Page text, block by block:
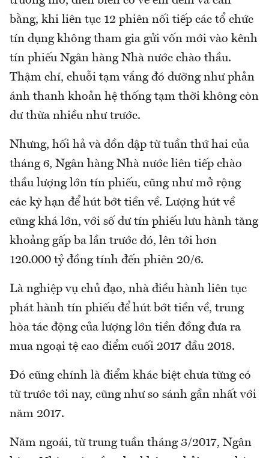
bằng, khi liên tục 12 phiên nối tiếp các tổ chức
tín dụng không tham gia gửi vốn mới vào kênh
tín phiếu Ngân hàng Nhà nước chào thầu.
Thậm chí, chuỗi tạm vắng đó dường như phản
ánh thanh khoản hệ thống tạm thời không còn
dư thừa nhiều như trước.
Nhưng, hối hả và dồn dập từ tuần thứ hai của
tháng 6, Ngân hàng Nhà nước liên tiếp chào
thầu lượng lớn tín phiếu, cũng như mở rộng
các kỳ hạn để hút bớt tiền về. Lượng hút về
cũng khá lớn, với số dư tín phiếu lưu hành tăng
khoảng gấp ba lần trước đó, lên tới hơn
120.000 tỷ đồng tính đến phiên 20/6.
Là nghiệp vụ chủ đạo, nhà điều hành liên tục
phát hành tín phiếu để hút bớt tiền về, trung
hòa tác động của lượng lớn tiền đồng đưa ra
mua ngoại tệ cao điểm cuối 2017 đầu 2018.
Đó cũng chính là điểm khác biệt chưa từng có
từ trước tới nay, cũng như so sánh gần nhất với
năm 2017.
Năm ngoái, từ trung tuần tháng 3/2017, Ngân